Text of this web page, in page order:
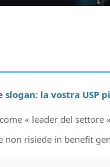
la vostra USP
« leader del
non risiede in benefit